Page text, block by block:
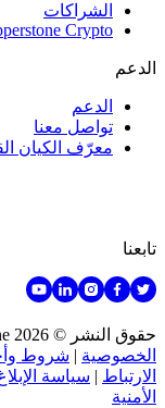
الشراكات
Crypto
الدعم
الدعم
تواصل معنا
معرّف الكيان
تابعنا
حقوق النشر © 2026 Pepperstone
الخصوصية | شروط
الارتباط | سياسة
الأمنية